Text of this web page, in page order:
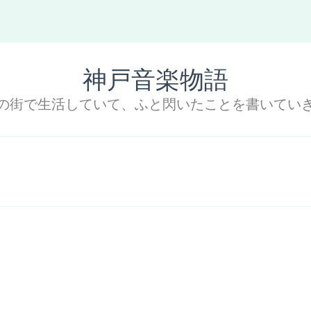
神戸音楽物語
街で生活していて、ふと閃いたことを書いてい